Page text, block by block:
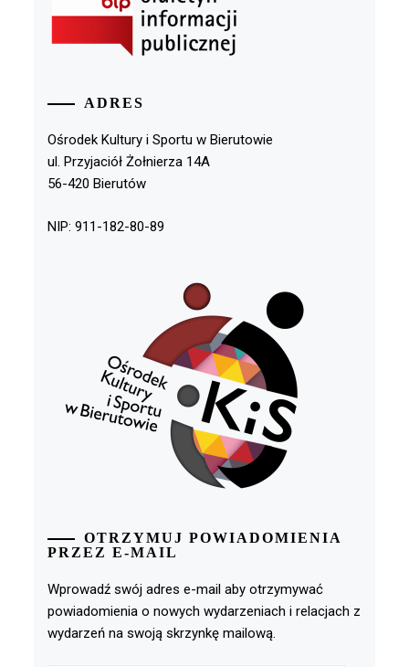
ADRES
Ośrodek Kultury i Sportu w Bierutowie
ul. Przyjaciół Żołnierza 14A
56-420 Bierutów
NIP: 911-182-80-89
OTRZYMUJ POWIADOMIENIA
PRZEZ E-MAIL
Wprowadź swój adres e-mail aby otrzymywać
powiadomienia o nowych wydarzeniach i relacjach z
wydarzeń na swoją skrzynkę mailową.